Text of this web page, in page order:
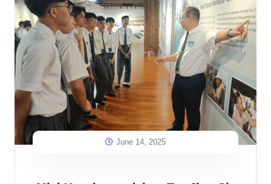
June 14, 2025